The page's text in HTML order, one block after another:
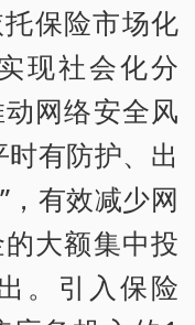
保险市场化
现社会化分
网络安全风
有防护、出
有效减少网
大额集中投
。引入保险